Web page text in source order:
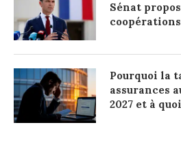
Sénat
Pourquoi la
assurances
2027 et à